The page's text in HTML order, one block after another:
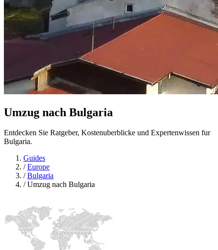
Umzug nach Bulgaria
Entdecken Sie Ratgeber, Kostenuberblicke und Expertenwissen fur
Bulgaria.
Guides
/Europe
/Bulgaria
/Umzug nach Bulgaria